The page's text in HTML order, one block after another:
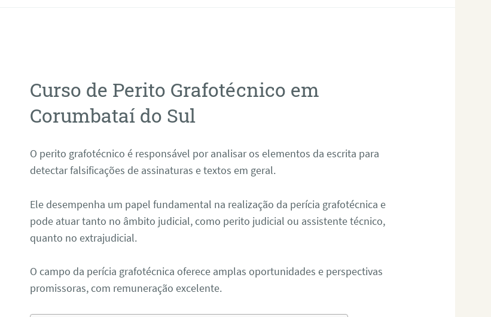
Curso de Perito Grafotécnico em
Corumbataí do Sul
O perito grafotécnico é responsável por analisar os elementos da escrita para
detectar falsificações de assinaturas e textos em geral.
Ele desempenha um papel fundamental na realização da perícia grafotécnica e
pode atuar tanto no âmbito judicial, como perito judicial ou assistente técnico,
quanto no extrajudicial.
O campo da perícia grafotécnica oferece amplas oportunidades e perspectivas
promissoras, com remuneração excelente.